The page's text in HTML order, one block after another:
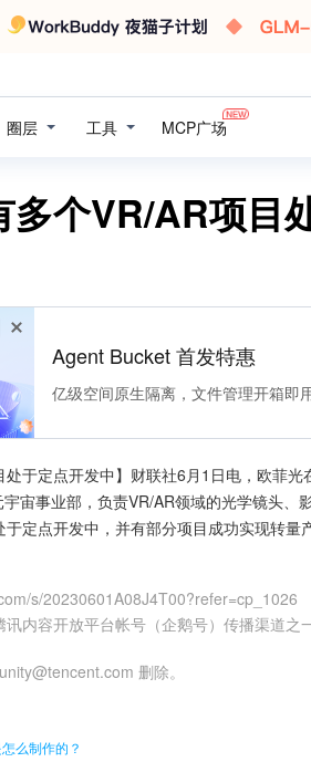
圈层 工具 MCP广场
多个VR/AR项目
Agent Bucket 首发特惠
亿级空间原生隔离，文件管理开箱即
处于定点开发中】财联社6月1日电，欧菲
宙事业部，负责VR/AR领域的光学镜头、
定点开发中，并有部分项目成功实现转量
s/20230601A08J4T00?refer=cp_1026
内容开放平台帐号（企鹅号）传播渠道之
删除。
么制作的？